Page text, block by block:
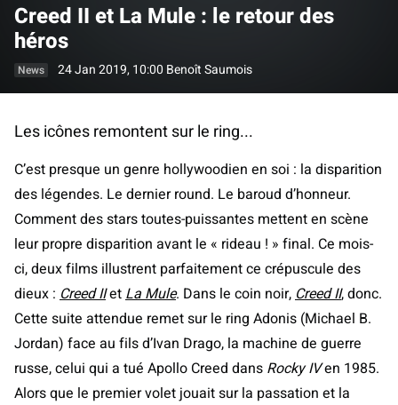
Creed II et La Mule : le retour des
héros
News 24 Jan 2019, 10:00 Benoît Saumois
Les icônes remontent sur le ring...
C’est presque un genre hollywoodien en soi : la disparition
des légendes. Le dernier round. Le baroud d’honneur.
Comment des stars toutes-puissantes mettent en scène
leur propre disparition avant le « rideau ! » final. Ce mois-
ci, deux films illustrent parfaitement ce crépuscule des
dieux : Creed IIetLa Mule. Dans le coin noir,Creed II, donc.
Cette suite attendue remet sur le ring Adonis (Michael B.
Jordan) face au fils d’Ivan Drago, la machine de guerre
russe, celui qui a tué Apollo Creed dans Rocky IVen 1985.
Alors que le premier volet jouait sur la passation et la